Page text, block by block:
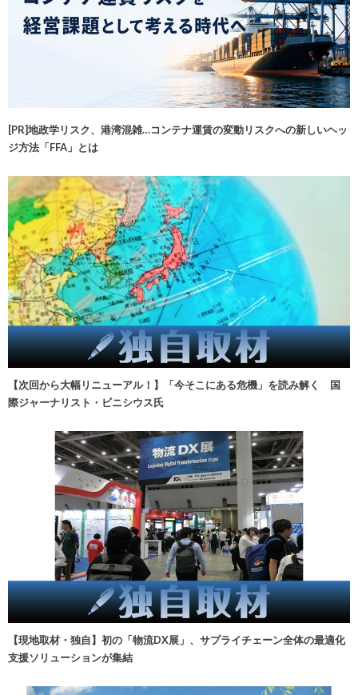
[PR]地政学リスク、港湾混雑…コンテナ運賃の変動リスクへの新しいヘッ
ジ方法「FFA」とは
【次回から大幅リニューアル！】「今そこにある危機」を読み解く 国
際ジャーナリスト・ビニシウス氏
【現地取材・独自】初の「物流DX展」、サプライチェーン全体の最適化
支援ソリューションが集結